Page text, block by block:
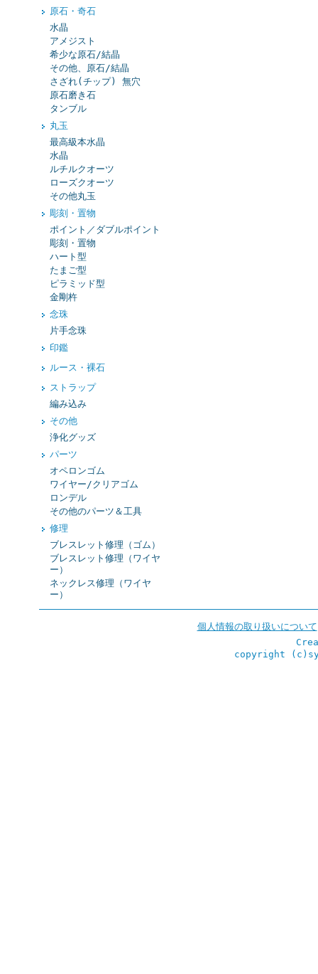
原石・奇石
水晶
アメジスト
希少な原石/結晶
その他、原石/結晶
さざれ(チップ) 無穴
原石磨き石
タンブル
丸玉
最高級本水晶
水晶
ルチルクオーツ
ローズクオーツ
その他丸玉
彫刻・置物
ポイント／ダブルポイント
彫刻・置物
ハート型
たまご型
ピラミッド型
金剛杵
念珠
片手念珠
印鑑
ルース・裸石
ストラップ
編み込み
その他
浄化グッズ
パーツ
オペロンゴム
ワイヤー/クリアゴム
ロンデル
その他のパーツ＆工具
修理
ブレスレット修理（ゴム）
ブレスレット修理（ワイヤ
ー）
ネックレス修理（ワイヤ
ー）
個人情報の取り扱いについて
copyright